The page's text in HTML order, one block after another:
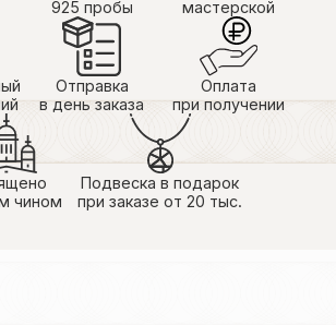
925 пробы
мастерской
Отправка
в день заказа
Оплата
при получении
чином
Подвеска в подарок
при заказе от 20 тыс.